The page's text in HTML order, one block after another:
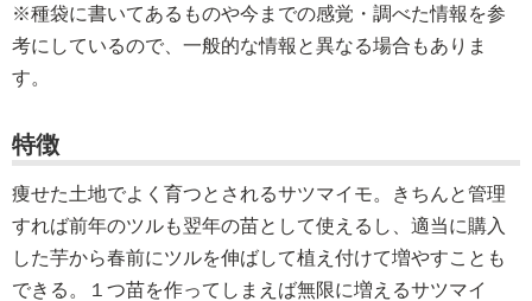
※種袋に書いてあるものや今までの感覚・調べた情報を参
考にしているので、一般的な情報と異なる場合もありま
す。
特徴
痩せた土地でよく育つとされるサツマイモ。きちんと管理
すれば前年のツルも翌年の苗として使えるし、適当に購入
した芋から春前にツルを伸ばして植え付けて増やすことも
できる。１つ苗を作ってしまえば無限に増えるサツマイ